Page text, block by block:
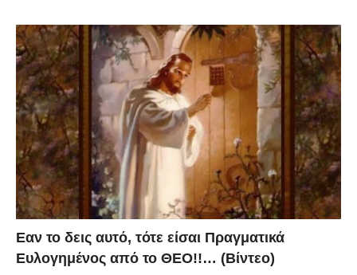
Eαν το δεις αυτό, τότε είσαι Πραγματικά
Ευλογημένος από το ΘΕΟ!!… (Βίντεο)